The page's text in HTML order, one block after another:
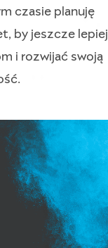
czasie planuję
by jeszcze lepiej
i rozwijać swoją